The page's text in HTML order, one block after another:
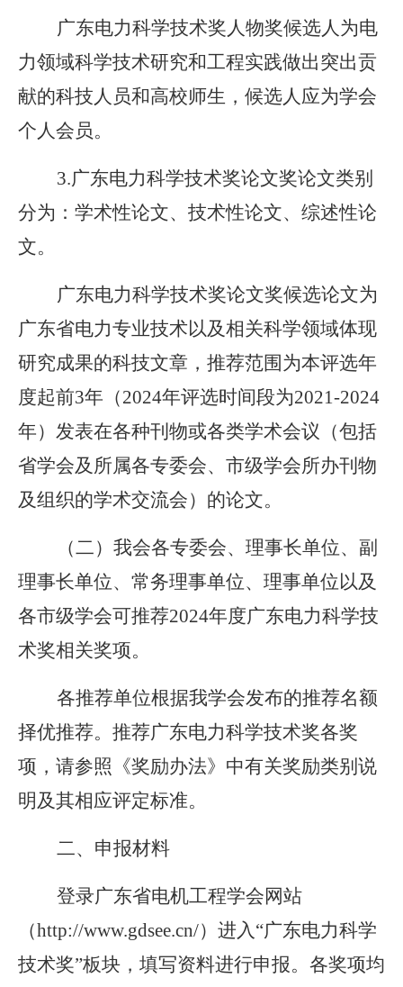
广东电力科学技术奖人物奖候选人为电
力领域科学技术研究和工程实践做出突出贡
献的科技人员和高校师生，候选人应为学会
个人会员。
3.广东电力科学技术奖论文奖论文类别
分为：学术性论文、技术性论文、综述性论
文。
广东电力科学技术奖论文奖候选论文为
广东省电力专业技术以及相关科学领域体现
研究成果的科技文章，推荐范围为本评选年
度起前3年（2024年评选时间段为2021-2024
年）发表在各种刊物或各类学术会议（包括
省学会及所属各专委会、市级学会所办刊物
及组织的学术交流会）的论文。
（二） 我会各专委会、理事长单位、副
理事长单位、常务理事单位、理事单位以及
各市级学会可推荐2024年度广东电力科学技
术奖相关奖项。
各推荐单位根据我学会发布的推荐名额
择优推荐。推荐广东电力科学技术奖各奖
项，请参照《奖励办法》中有关奖励类别说
明及其相应评定标准。
二、申报材料
登录广东省电机工程学会网站
（http://www.gdsee.cn/）进入“广东电力科学
技术奖”板块，填写资料进行申报。各奖项均